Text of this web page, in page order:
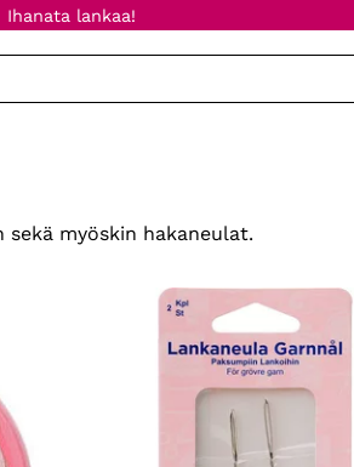
Ihanata lankaa!
myöskin hakaneulat.